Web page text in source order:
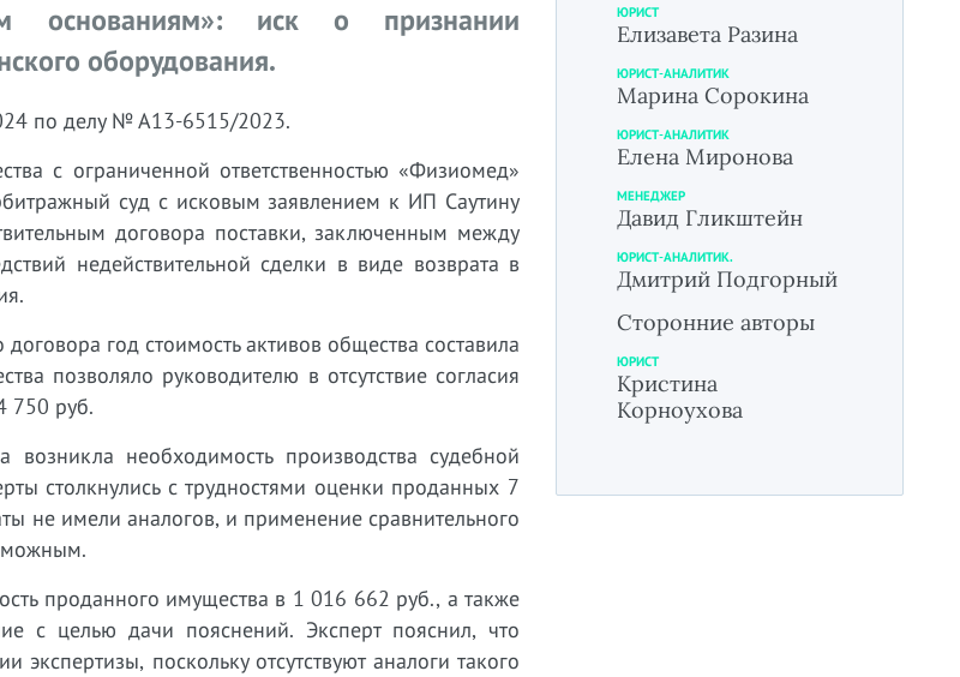
основаниям»: иск о признании
оборудования.
по делу № А13-6515/2023.
с ограниченной ответственностью «Физиомед»
суд с исковым заявлением к ИП Саутину
договора поставки, заключенным между
недействительной сделки в виде возврата в
год стоимость активов общества составила
позволяло руководителю в отсутствие согласия
750 руб.
необходимость производства судебной
столкнулись с трудностями оценки проданных 7
не имели аналогов, и применение сравнительного
проданного имущества в 1 016 662 руб., а также
с целью дачи пояснений. Эксперт пояснил, что
поскольку отсутствуют аналоги такого
ЮРИСТ
Елизавета Разина
ЮРИСТ-АНАЛИТИК
Марина Сорокина
ЮРИСТ-АНАЛИТИК
Елена Миронова
МЕНЕДЖЕР
Давид Гликштейн
ЮРИСТ-АНАЛИТИК.
Дмитрий Подгорный
Сторонние авторы
ЮРИСТ
Кристина
Корноухова